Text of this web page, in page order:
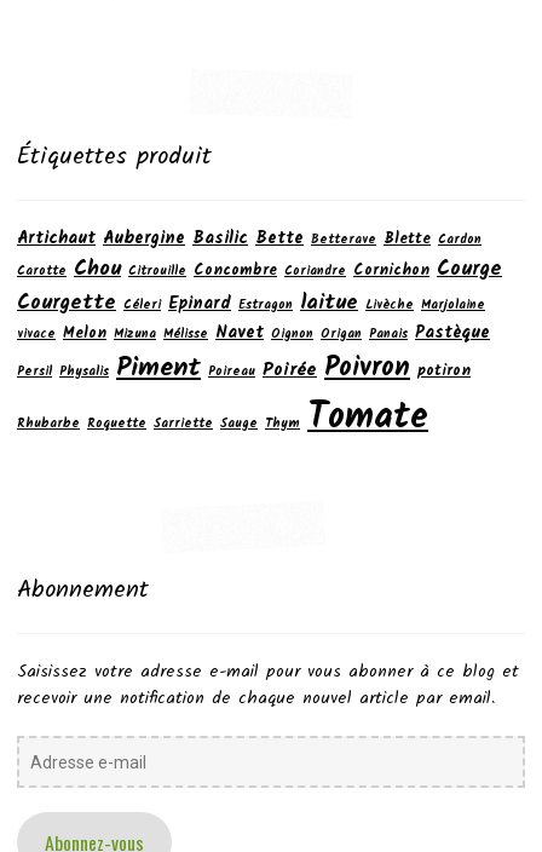
Étiquettes produit
Artichaut Aubergine Basilic Bette Betterave Blette Cardon
Carotte Chou Citrouille Concombre Coriandre Cornichon Courge
Courgette Céleri Epinard Estragon laitue Livèche Marjolaine
vivace Melon Mizuna Mélisse Navet Oignon Origan Panais Pastèque
Persil Physalis Piment Poireau Poirée Poivron potiron
Rhubarbe Roquette Sarriette Sauge Thym Tomate
Abonnement
Saisissez votre adresse e-mail pour vous abonner à ce blog et
recevoir une notification de chaque nouvel article par email.
Adresse
e-
Abonnez-vous